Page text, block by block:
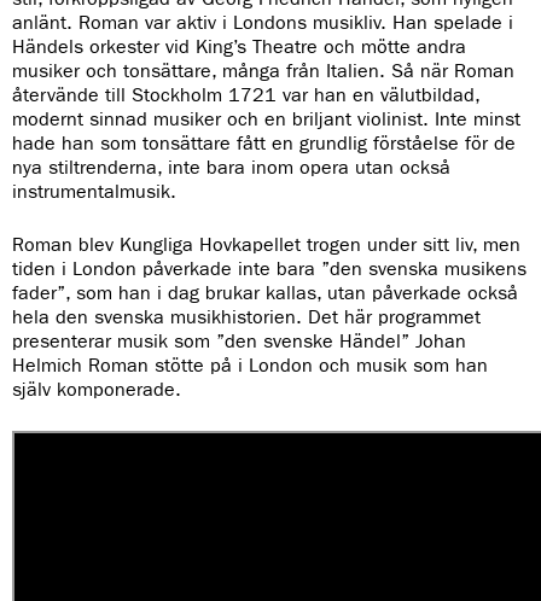
anlänt. Roman var aktiv i Londons musikliv. Han spelade i
Händels orkester vid King’s Theatre och mötte andra
musiker och tonsättare, många från Italien. Så när Roman
återvände till Stockholm 1721 var han en välutbildad,
modernt sinnad musiker och en briljant violinist. Inte minst
hade han som tonsättare fått en grundlig förståelse för de
nya stiltrenderna, inte bara inom opera utan också
instrumentalmusik.
Roman blev Kungliga Hovkapellet trogen under sitt liv, men
tiden i London påverkade inte bara ”den svenska musikens
fader”, som han i dag brukar kallas, utan påverkade också
hela den svenska musikhistorien. Det här programmet
presenterar musik som ”den svenske Händel” Johan
Helmich Roman stötte på i London och musik som han
själv komponerade.